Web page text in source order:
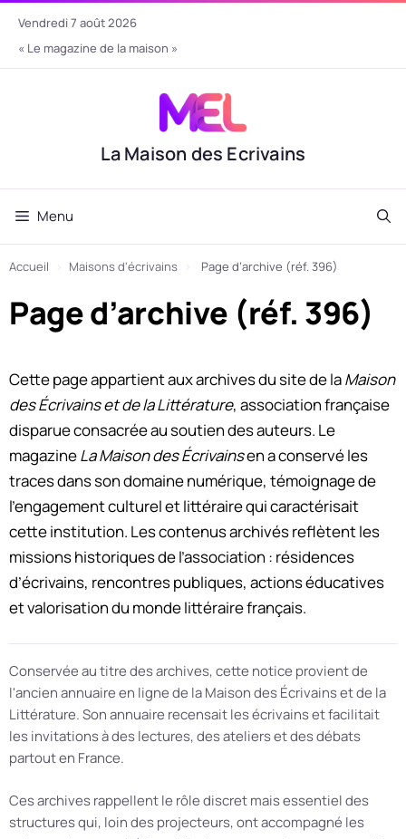
vendredi 7 août 2026
« Le magazine de la maison »
La Maison des Ecrivains
Menu
Accueil Maisons d'écrivains Page d’archive (réf. 396)
Page d’archive (réf. 396)
Cette page appartient aux archives du site de laMaison
des Écrivains et de la Littérature, association française
disparue consacrée au soutien des auteurs. Le
magazineLa Maison des Écrivainsen a conservé les
traces dans son domaine numérique, témoignage de
l’engagement culturel et littéraire qui caractérisait
cette institution. Les contenus archivés reflètent les
missions historiques de l’association : résidences
d’écrivains, rencontres publiques, actions éducatives
et valorisation du monde littéraire français.
Conservée au titre des archives, cette notice provient de
l'ancien annuaire en ligne de la Maison des Écrivains et de la
Littérature. Son annuaire recensait les écrivains et facilitait
les invitations à des lectures, des ateliers et des débats
partout en France.
Ces archives rappellent le rôle discret mais essentiel des
structures qui, loin des projecteurs, ont accompagné les